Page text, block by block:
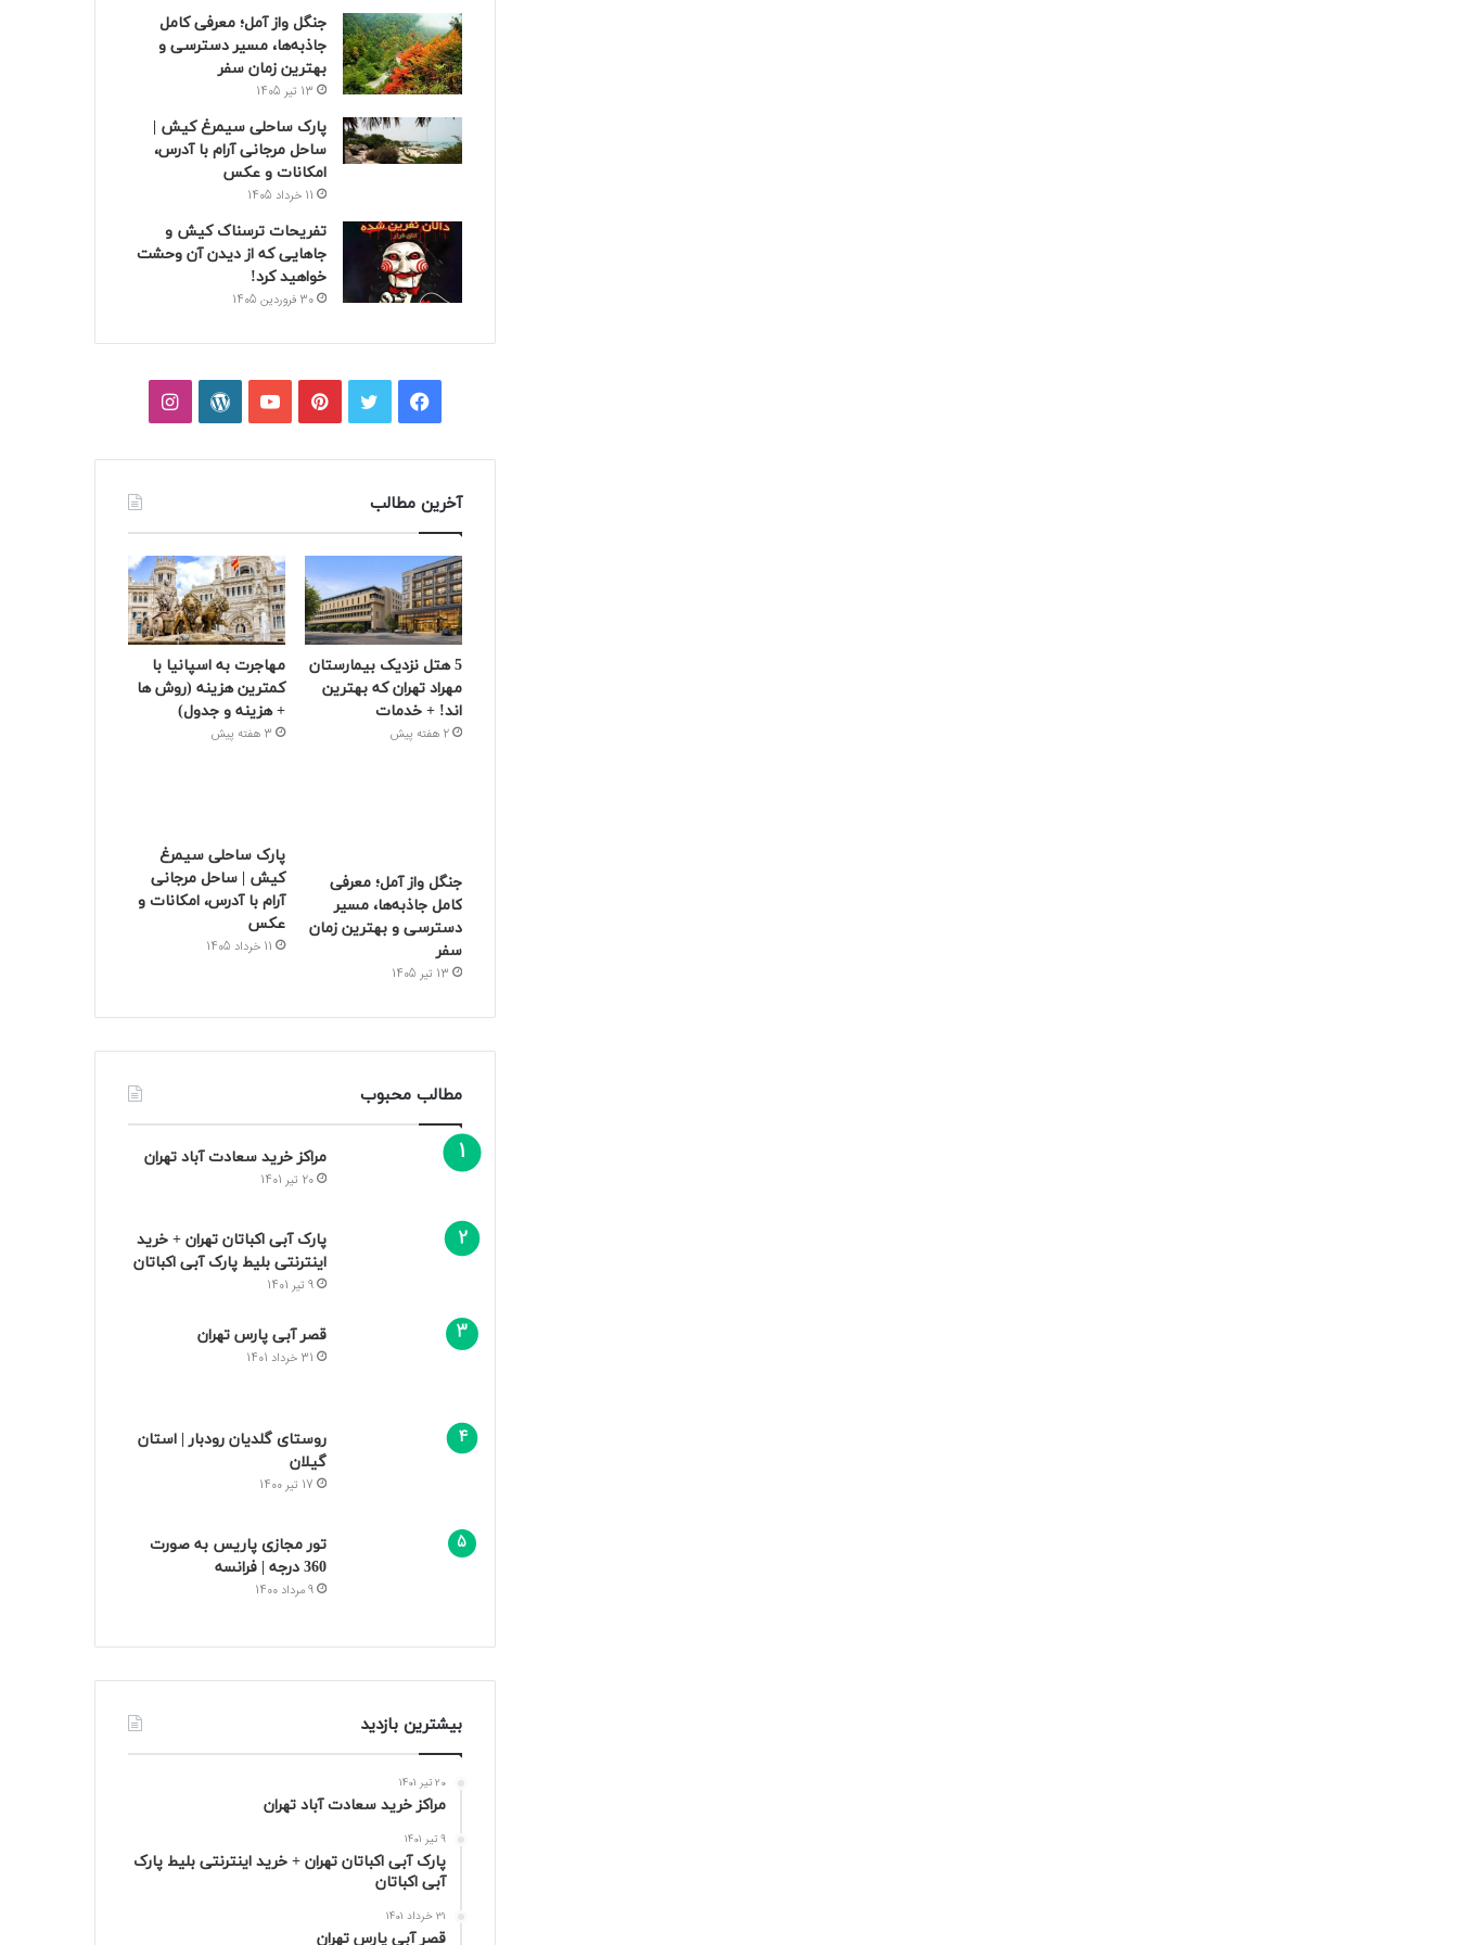
جنگل واز آمل؛ معرفی کامل
جاذبه‌ها، مسیر دسترسی و
بهترین زمان سفر
13 تیر 1405
پارک ساحلی سیمرغ کیش |
ساحل مرجانی آرام با آدرس،
امکانات و عکس
11 خرداد 1405
تفریحات ترسناک کیش و
جاهایی که از دیدن آن وحشت
خواهید کرد!
30 فروردین 1405
فیسبوکتوییترپینتریستیوتیوبوردپرساینستاگرام
آخرین مطالب
5 هتل نزدیک بیمارستان
مهراد تهران که بهترین‌
اند! + خدمات
2 هفته پیش
مهاجرت به اسپانیا با
کمترین هزینه (روش ها
+ هزینه و جدول)
3 هفته پیش
جنگل واز آمل؛ معرفی
کامل جاذبه‌ها، مسیر
دسترسی و بهترین زمان
سفر
13 تیر 1405
پارک ساحلی سیمرغ
کیش | ساحل مرجانی
آرام با آدرس، امکانات و
عکس
11 خرداد 1405
مطالب محبوب
مراکز خرید سعادت‌ آباد تهران
20 تیر 1401
پارک آبی اکباتان تهران + خرید
اینترنتی بلیط پارک آبی اکباتان
9 تیر 1401
قصر آبی پارس تهران
31 خرداد 1401
روستای گلدیان رودبار | استان
گیلان
17 تیر 1400
تور مجازی پاریس به صورت
360 درجه | فرانسه
9 مرداد 1400
بیشترین بازدید
20 تیر 1401
مراکز خرید سعادت‌ آباد تهران
9 تیر 1401
پارک آبی اکباتان تهران + خرید اینترنتی بلیط پارک
آبی اکباتان
31 خرداد 1401
قصر آبی پارس تهران